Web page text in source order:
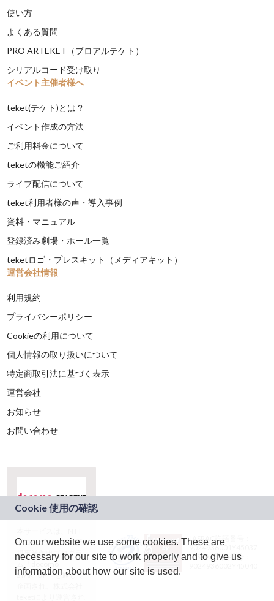
使い方
よくある質問
PRO ARTEKET（プロアルテケト）
シリアルコード受け取り
イベント主催者様へ
teket(テケト)とは？
イベント作成の方法
ご利用料金について
teketの機能ご紹介
ライブ配信について
teket利用者様の声・導入事例
資料・マニュアル
登録済み劇場・ホール一覧
teketロゴ・プレスキット（メディアキット）
運営会社情報
利用規約
プライバシーポリシー
Cookieの利用について
個人情報の取り扱いについて
特定商取引法に基づく表示
運営会社
お知らせ
お問い合わせ
ドコモグループの新
規事業創出プログラ
ム「docomo
STARTUP」を通じて
JASRAC許諾番号：
9024936001Y45037
JASRAC許諾番号：
On our website we use some cookies. These are
necessary for our site to work properly and to give us
information about how our site is used.